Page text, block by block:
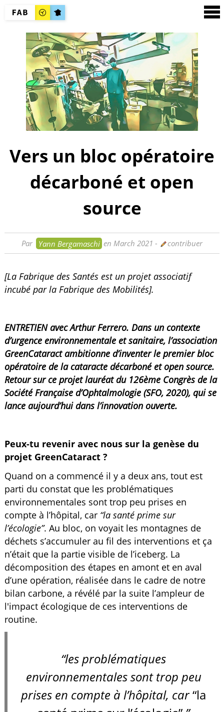
Vers un bloc opératoire
décarboné et open
source
Par Yann Bergamaschi en March 2021 - contribuer
[La Fabrique des Santés est un projet associatif
incubé par la Fabrique des Mobilités].
ENTRETIEN avec Arthur Ferrero. Dans un contexte
d’urgence environnementale et sanitaire, l’association
GreenCataract ambitionne d’inventer le premier bloc
opératoire de la cataracte décarboné et open source.
Retour sur ce projet lauréat du 126ème Congrès de la
Société Française d’Ophtalmologie (SFO, 2020), qui se
lance aujourd’hui dans l’innovation ouverte.
Peux-tu revenir avec nous sur la genèse du
projet GreenCataract ?
Quand on a commencé il y a deux ans, tout est
parti du constat que les problématiques
environnementales sont trop peu prises en
compte à l’hôpital, car “la santé prime sur
l’écologie”. Au bloc, on voyait les montagnes de
déchets s’accumuler au fil des interventions et ça
n’était que la partie visible de l’iceberg. La
décomposition des étapes en amont et en aval
d’une opération, réalisée dans le cadre de notre
bilan carbone, a révélé par la suite l’ampleur de
l'impact écologique de ces interventions de
routine.
“les problématiques
environnementales sont trop peu
prises en compte à l’hôpital, car“la